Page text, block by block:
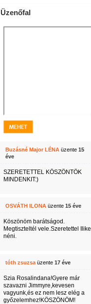
Üzenőfal
Buzásné Major LÉNAüzente 15
éve
SZERETETTEL KÖSZÖNTÖK
MINDENKIT:)
OSVÁTH ILONAüzente 15 éve
Köszönöm barátságod.
Megtiszteltél vele.Szeretettel Ilike
néni.
tóth zsuzsaüzente 17 éve
Szia Rosalindana!Gyere már
szavazni Jimmyre,kevesen
vagyunk,és ez nem lesz elég a
győzelemhez!KÖSZÖNÖM!